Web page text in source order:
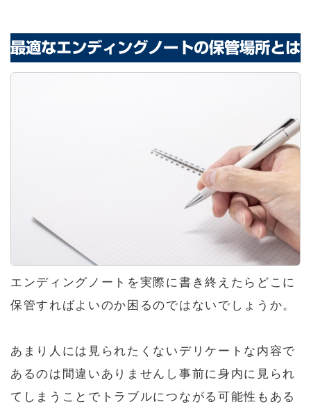
最適なエンディングノートの保管場所とは
エンディングノートを実際に書き終えたらどこに
保管すればよいのか困るのではないでしょうか。
あまり人には見られたくないデリケートな内容で
あるのは間違いありませんし事前に身内に見られ
てしまうことでトラブルにつながる可能性もある